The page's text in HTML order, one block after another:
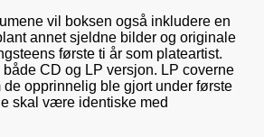
vil boksen også inkludere en
annet sjeldne bilder og originale
første ti år som plateartist.
CD og LP versjon. LP coverne
opprinnelig ble gjort under første
skal være identiske med